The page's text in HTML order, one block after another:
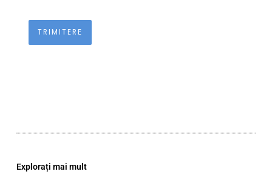
Explorați mai mult